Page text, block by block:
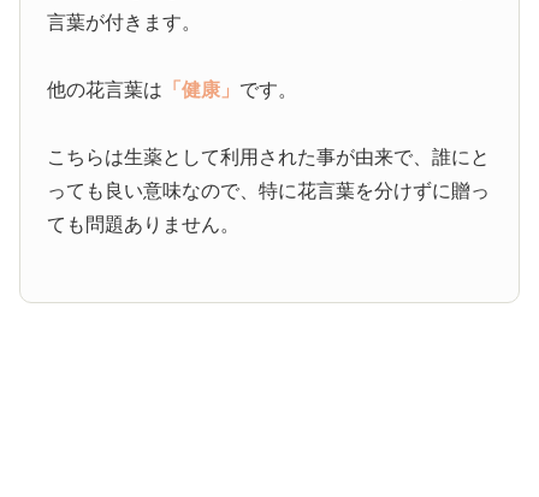
言葉が付きます。
他の花言葉は 「健康」 です。
こちらは生薬として利用された事が由来で、誰にと
っても良い意味なので、特に花言葉を分けずに贈っ
ても問題ありません。